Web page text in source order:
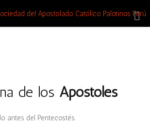
de los Apóstoles
antes del Pentecostés.